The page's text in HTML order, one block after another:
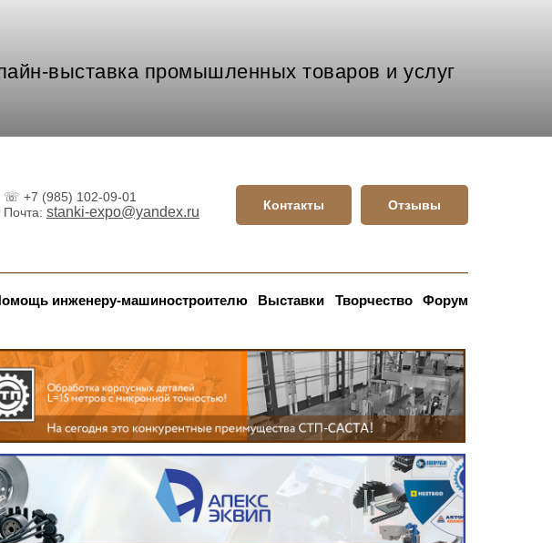
выставка промышленных товаров и услуг
☏ +7 (985) 102-09-01
Почта: stanki-expo@yandex.ru Контакты Отзывы
инженеру-машиностроителю Выставки Творчество Форум